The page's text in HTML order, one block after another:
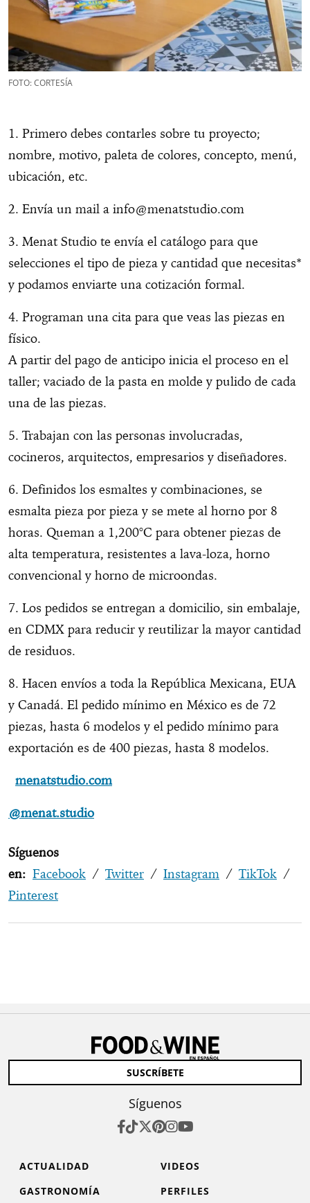
FOTO: CORTESÍA
1. Primero debes contarles sobre tu proyecto;
nombre, motivo, paleta de colores, concepto, menú,
ubicación, etc.
2. Envía un mail a info@menatstudio.com
3. Menat Studio te envía el catálogo para que
selecciones el tipo de pieza y cantidad que necesitas*
y podamos enviarte una cotización formal.
4. Programan una cita para que veas las piezas en
físico.
A partir del pago de anticipo inicia el proceso en el
taller; vaciado de la pasta en molde y pulido de cada
una de las piezas.
5. Trabajan con las personas involucradas,
cocineros, arquitectos, empresarios y diseñadores.
6. Definidos los esmaltes y combinaciones, se
esmalta pieza por pieza y se mete al horno por 8
horas. Queman a 1,200°C para obtener piezas de
alta temperatura, resistentes a lava-loza, horno
convencional y horno de microondas.
7. Los pedidos se entregan a domicilio, sin embalaje,
en CDMX para reducir y reutilizar la mayor cantidad
de residuos.
8. Hacen envíos a toda la República Mexicana, EUA
y Canadá. El pedido mínimo en México es de 72
piezas, hasta 6 modelos y el pedido mínimo para
exportación es de 400 piezas, hasta 8 modelos.
menatstudio.com
@menat.studio
Síguenos
en: Facebook / Twitter / Instagram / TikTok /
Pinterest
SUSCRÍBETE
Síguenos
ACTUALIDAD
VIDEOS
GASTRONOMÍA
PERFILES